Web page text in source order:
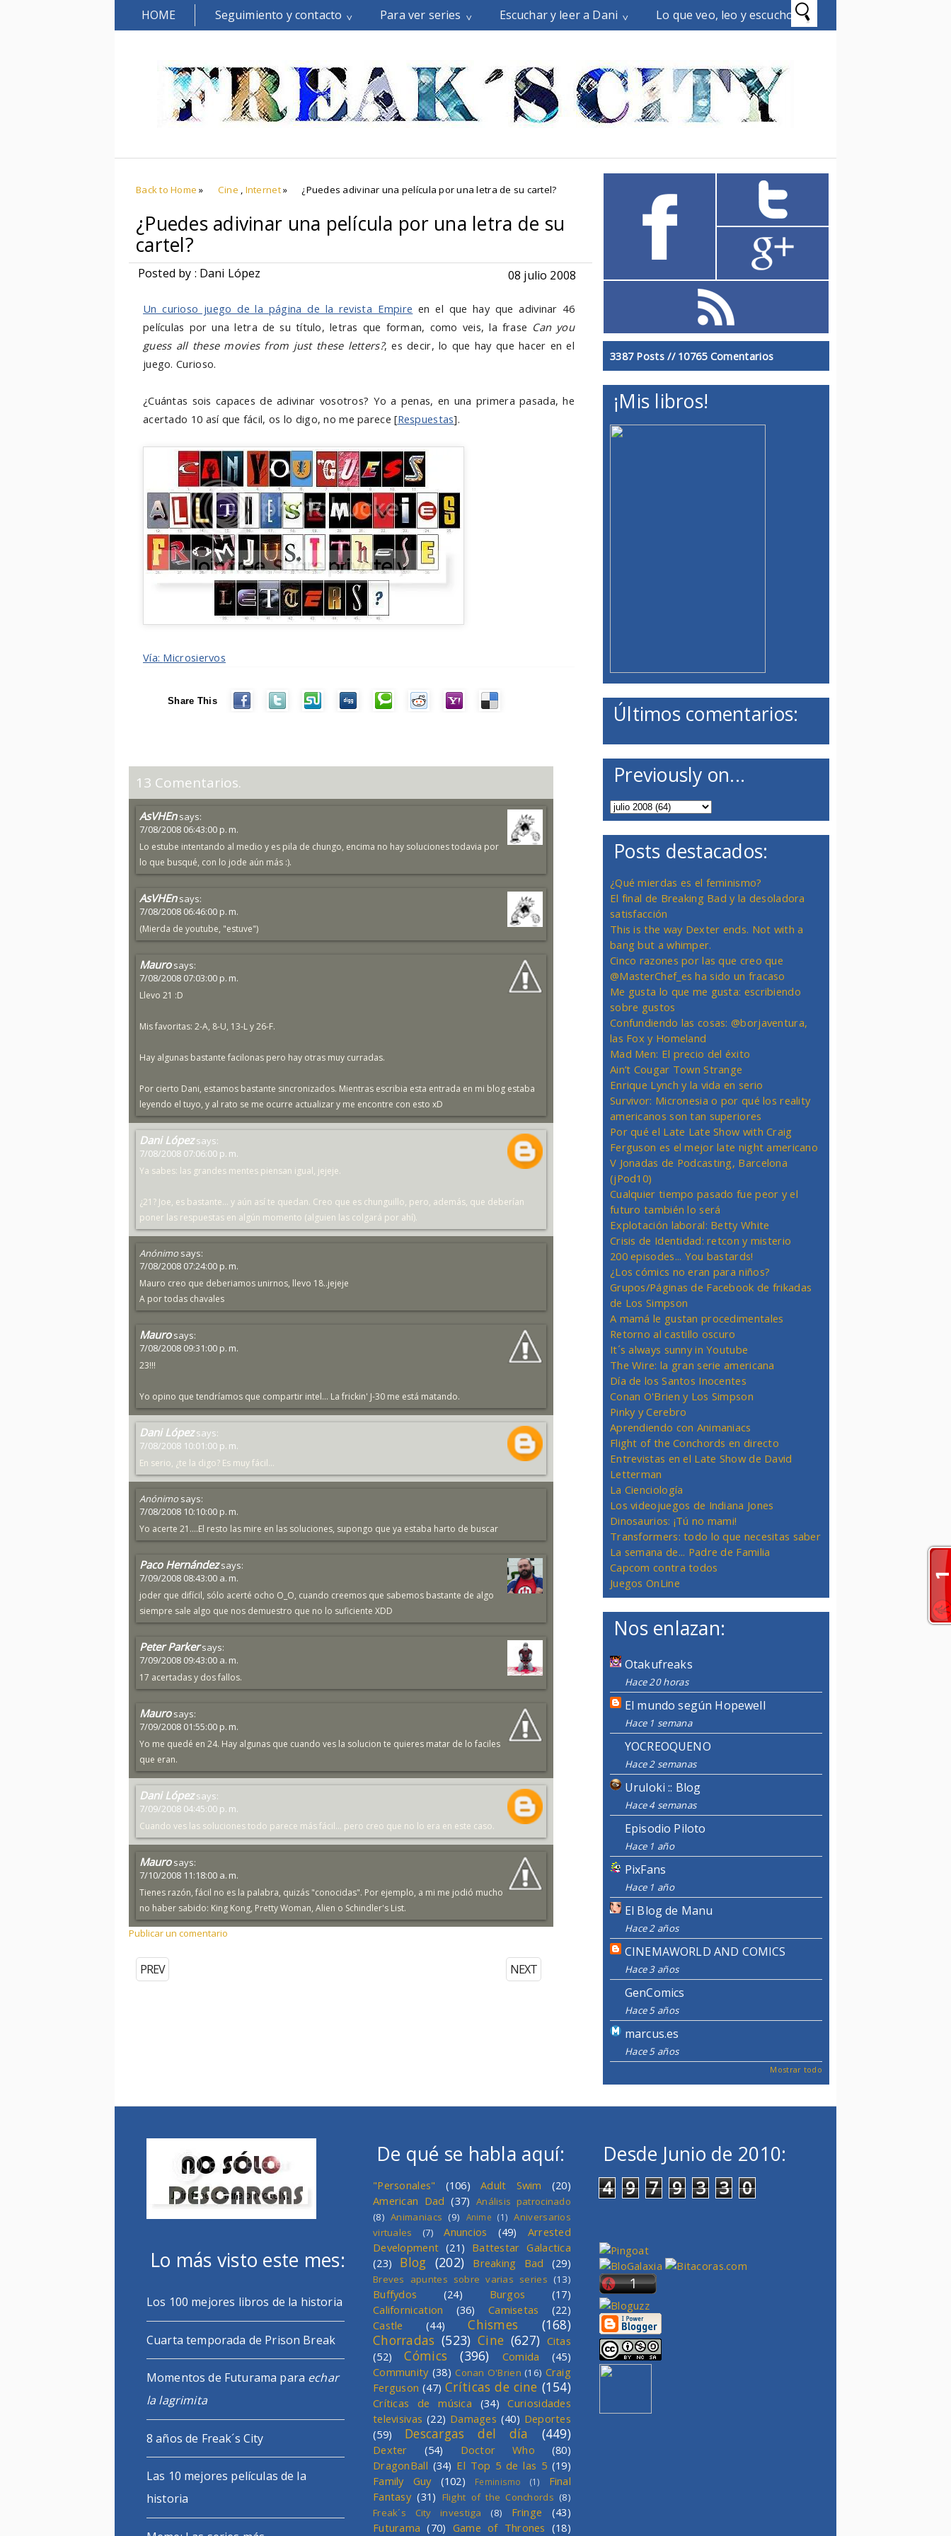
HOME Seguimiento y contacto Para ver series Escuchar y leer a Dani Lo que veo, leo y escucho
Back to Home » Cine , Internet» ¿Puedes adivinar una película por una letra de su cartel?
¿Puedes adivinar una película por una letra de su
cartel?
Posted by : Dani López 08 julio 2008
Un curioso juego de la página de la revista Empire en el que hay que adivinar 46
películas por una letra de su título, letras que forman, como veis, la frase Can you
guess all these movies from just these letters?, es decir, lo que hay que hacer en el
juego. Curioso.
¿Cuántas sois capaces de adivinar vosotros? Yo a penas, en una primera pasada, he
acertado 10 así que fácil, os lo digo, no me parece [Respuestas].
Vía: Microsiervos
Share This
13 Comentarios.
AsVHEn says:
7/08/2008 06:43:00 p. m.
Lo estube intentando al medio y es pila de chungo, encima no hay soluciones todavia por
lo que busqué, con lo jode aún más :).
AsVHEn says:
7/08/2008 06:46:00 p. m.
(Mierda de youtube, "estuve")
Mauro says:
7/08/2008 07:03:00 p. m.
Llevo 21 :D
Mis favoritas: 2-A, 8-U, 13-L y 26-F.
Hay algunas bastante facilonas pero hay otras muy curradas.
Por cierto Dani, estamos bastante sincronizados. Mientras escribia esta entrada en mi blog estaba
leyendo el tuyo, y al rato se me ocurre actualizar y me encontre con esto xD
Dani López says:
7/08/2008 07:06:00 p. m.
Ya sabes: las grandes mentes piensan igual, jejeje.
¿21? Joe, es bastante... y aún así te quedan. Creo que es chunguillo, pero, además, que deberían
poner las respuestas en algún momento (alguien las colgará por ahí).
Anónimo says:
7/08/2008 07:24:00 p. m.
Mauro creo que deberiamos unirnos, llevo 18..jejeje
A por todas chavales
Mauro says:
7/08/2008 09:31:00 p. m.
23!!!
Yo opino que tendríamos que compartir intel... La frickin' J-30 me está matando.
Dani López says:
7/08/2008 10:01:00 p. m.
En serio, ¿te la digo? Es muy fácil...
Anónimo says:
7/08/2008 10:10:00 p. m.
Yo acerte 21....El resto las mire en las soluciones, supongo que ya estaba harto de buscar
Paco Hernández says:
7/09/2008 08:43:00 a. m.
joder que difícil, sólo acerté ocho O_O, cuando creemos que sabemos bastante de algo
siempre sale algo que nos demuestro que no lo suficiente XDD
Peter Parker says:
7/09/2008 09:43:00 a. m.
17 acertadas y dos fallos.
Mauro says:
7/09/2008 01:55:00 p. m.
Yo me quedé en 24. Hay algunas que cuando ves la solucion te quieres matar de lo faciles
que eran.
Dani López says:
7/09/2008 04:45:00 p. m.
Cuando ves las soluciones todo parece más fácil... pero creo que no lo era en este caso.
Mauro says:
7/10/2008 11:18:00 a. m.
Tienes razón, fácil no es la palabra, quizás "conocidas". Por ejemplo, a mi me jodió mucho
no haber sabido: King Kong, Pretty Woman, Alien o Schindler's List.
Publicar un comentario
NEXT
PREV
3387 Posts // 10765 Comentarios
¡Mis libros!
Últimos comentarios:
Previously on...
Posts destacados:
¿Qué mierdas es el feminismo?
El final de Breaking Bad y la desoladora
satisfacción
This is the way Dexter ends. Not with a
bang but a whimper.
Cinco razones por las que creo que
@MasterChef_es ha sido un fracaso
Me gusta lo que me gusta: escribiendo
sobre gustos
Confundiendo las cosas: @borjaventura,
las Fox y Homeland
Mad Men: El precio del éxito
Ain’t Cougar Town Strange
Enrique Lynch y la vida en serio
Survivor: Micronesia o por qué los reality
americanos son tan superiores
Por qué el Late Late Show with Craig
Ferguson es el mejor late night americano
V Jonadas de Podcasting, Barcelona
(jPod10)
Cualquier tiempo pasado fue peor y el
futuro también lo será
Explotación laboral: Betty White
Crisis de Identidad: retcon y misterio
200 episodes... You bastards!
¿Los cómics no eran para niños?
Grupos/Páginas de Facebook de frikadas
de Los Simpson
A mamá le gustan procedimentales
Retorno al castillo oscuro
It´s always sunny in Youtube
The Wire: la gran serie americana
Día de los Santos Inocentes
Conan O'Brien y Los Simpson
Pinky y Cerebro
Aprendiendo con Animaniacs
Flight of the Conchords en directo
Entrevistas en el Late Show de David
Letterman
La Cienciología
Los videojuegos de Indiana Jones
Dinosaurios: ¡Tú no mami!
Transformers: todo lo que necesitas saber
La semana de... Padre de Familia
Capcom contra todos
Juegos OnLine
Nos enlazan:
Otakufreaks
Hace 20 horas
El mundo según Hopewell
Hace 1 semana
YOCREOQUENO
Hace 2 semanas
Uruloki :: Blog
Hace 4 semanas
Episodio Piloto
Hace 1 año
PixFans
Hace 1 año
El Blog de Manu
Hace 2 años
CINEMAWORLD AND COMICS
Hace 3 años
GenComics
Hace 5 años
marcus.es
Hace 5 años
Mostrar todo
Lo más visto este mes:
Los 100 mejores libros de la historia
Cuarta temporada de Prison Break
Momentos de Futurama para echar
la lagrimita
8 años de Freak´s City
Las 10 mejores películas de la
historia
De qué se habla aquí:
"Personales" (106) Adult Swim
(20)
American Dad (37) Análisis patrocinado
(8) Animaniacs (9) Anime (1) Aniversarios
virtuales
(7) Anuncios (49)
Arrested
Development (21) Battestar Galactica
(23)
Blog (202) Breaking Bad (29)
Breves apuntes sobre varias series (13)
Buffydos (24) Burgos
(17)
Californication
(36) Camisetas
(22)
Castle
(44) Chismes
(168)
Chorradas (523) Cine (627) Citas
(52)
Cómics (396) Comida
(45)
Community (38) Conan O'Brien (16) Craig
Ferguson (47) Críticas de cine (154)
Críticas de música (34)
Curiosidades
televisivas (22) Damages (40) Deportes
(59)
Descargas del día (449)
Dexter (54) Doctor Who
(80)
DragonBall (34) El Top 5 de las 5 (19)
Family Guy
(102) Feminismo (1)
Final
Fantasy (31) Flight of the Conchords (8)
Freak´s City investiga
(8) Fringe
(43)
Futurama (70) Game of Thrones (18)
Desde Junio de 2010:
4 9 7 9 3 3 0